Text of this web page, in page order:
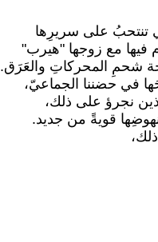
تنتحبُ على سريرِها
فيها مع زوجها "هيرب"
شحمِ المحركاتِ والعَرَق.
في حضننا الجماعيّ،
نجرؤ على ذلك،
قويةً من جديد.